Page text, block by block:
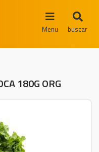
Menu buscar
180G ORG